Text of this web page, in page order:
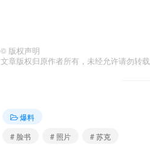
© 版权声明
文章版权归原作者所有，未经允许请勿转载
爆料
# 脸书
# 照片 # 苏克